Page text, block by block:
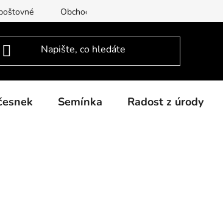
Obchodní podmínky Podmínky
Semínka Radost z úrody